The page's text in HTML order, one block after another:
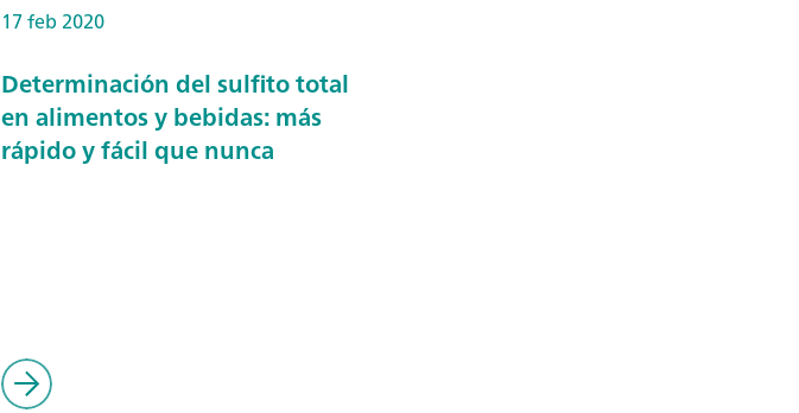
17 feb 2020
Determinación del sulfito total
en alimentos y bebidas: más
rápido y fácil que nunca